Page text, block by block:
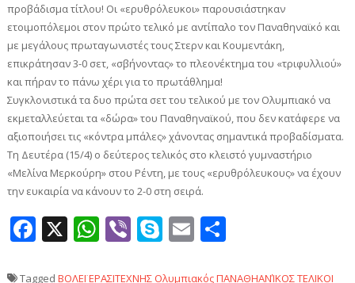
προβάδισμα τίτλου! Οι «ερυθρόλευκοι» παρουσιάστηκαν
ετοιμοπόλεμοι στον πρώτο τελικό με αντίπαλο τον Παναθηναϊκό και
με μεγάλους πρωταγωνιστές τους Στερν και Κουμεντάκη,
επικράτησαν 3-0 σετ, «σβήνοντας» το πλεονέκτημα του «τριφυλλιού»
και πήραν το πάνω χέρι για το πρωτάθλημα!
Συγκλονιστικά τα δυο πρώτα σετ του τελικού με τον Ολυμπιακό να
εκμεταλλεύεται τα «δώρα» του Παναθηναϊκού, που δεν κατάφερε να
αξιοποιήσει τις «κόντρα μπάλες» χάνοντας σημαντικά προβαδίσματα.
Τη Δευτέρα (15/4) ο δεύτερος τελικός στο κλειστό γυμναστήριο
«Μελίνα Μερκούρη» στου Ρέντη, με τους «ερυθρόλευκους» να έχουν
την ευκαιρία να κάνουν το 2-0 στη σειρά.
Facebook
X WhatsApp
ViberSkype
Email
Tagged ΒΟΛΕΪΕΡΑΣΙΤΕΧΝΗΣ ΟλυμπιακόςΠΑΝΑΘΗΑΝΊΚΟΣΤΕΛΙΚΟΙ